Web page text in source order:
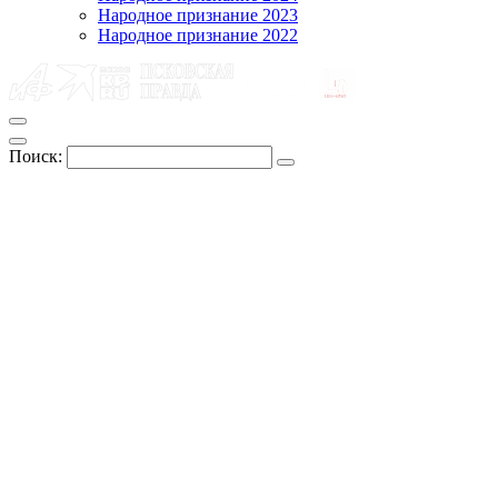
Народное признание 2023
Народное признание 2022
Поиск: